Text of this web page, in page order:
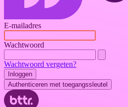
E-mailadres
Wachtwoord
Wachtwoord vergeten?
Inloggen
Authenticeren met toegangssleutel